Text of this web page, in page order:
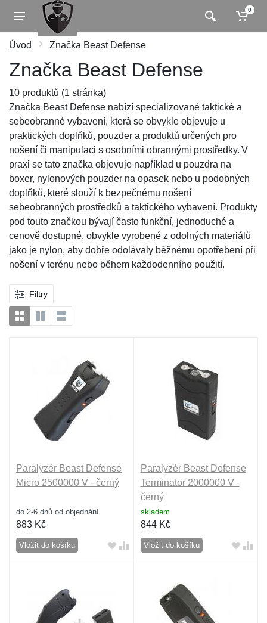
0
Úvod Značka Beast Defense
Značka Beast Defense
10 produktů (1 stránka)
Značka Beast Defense nabízí specializované taktické a
sebeobranné vybavení, která se obvykle objevuje u
praktických doplňků, pouzder a produktů určených pro
nošení či manipulaci s osobními obrannými prostředky. V
praxi se tato značka objevuje například u pouzdra na
boxer, nylonových pouzder na opasek nebo u podobných
doplňků, které slouží k bezpečnému nošení
sebeobranných prostředků a taktického vybavení. Produkty
pod touto značkou bývají často funkční, jednoduché a
cenově dostupné, obvykle vyrobené z odolných materiálů
jako je nylon, aby dobře odolávaly běžnému opotřebení při
nošení v terénu nebo během každodenního použití.
Filtry
Paralyzér Beast Defense
Micro 2500000 V - černý
do 2-6 dnů od objednání
883 Kč
Vložit do košíku
Paralyzér Beast Defense
Terminator 2000000 V -
černý
skladem
844Kč
Vložit do košíku